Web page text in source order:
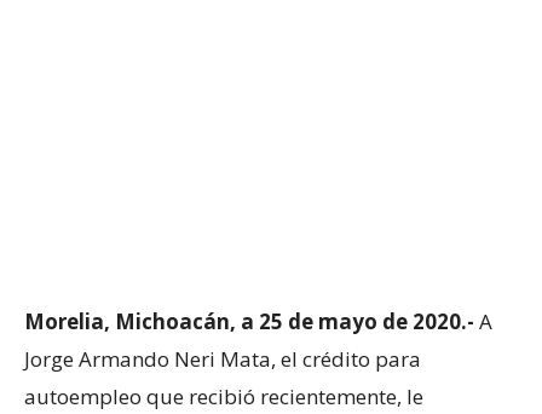
Morelia, Michoacán, a 25 de mayo de 2020.- A
Jorge Armando Neri Mata, el crédito para
autoempleo que recibió recientemente, le